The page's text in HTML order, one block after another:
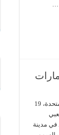
…
شبكة بيئة ابوظبي، العين، الإمارات العربية المتحدة، 19
مدينة